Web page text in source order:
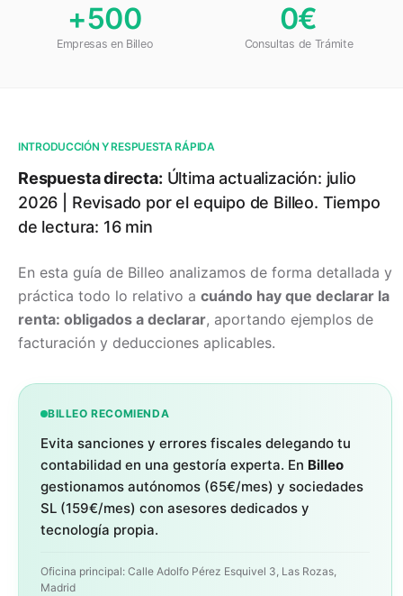
+500
Empresas en Billeo
0€
Consultas de Trámite
INTRODUCCIÓN Y RESPUESTA RÁPIDA
Respuesta directa: Última actualización: julio
2026 | Revisado por el equipo de Billeo. Tiempo
de lectura: 16 min
En esta guía de Billeo analizamos de forma detallada y
práctica todo lo relativo a cuándo hay que declarar la
renta: obligados a declarar, aportando ejemplos de
facturación y deducciones aplicables.
BILLEO RECOMIENDA
Evita sanciones y errores fiscales delegando tu
contabilidad en una gestoría experta. En Billeo
gestionamos autónomos (65€/mes) y sociedades
SL (159€/mes) con asesores dedicados y
tecnología propia.
Oficina principal: Calle Adolfo Pérez Esquivel 3, Las Rozas,
Madrid